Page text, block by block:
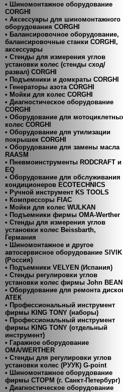
• Шиномонтажное оборудование
CORGHI
• Аксессуары для шиномонтажного
оборудования CORGHI
• Балансировочное оборудование,
балансировочные станки CORGHI,
аксессуары
• Стенды для измерения углов
установки колес (стенды сход/
развал) CORGHI
• Подъемники и домкраты CORGHI
• Генераторы азота CORGHI
• Мойки для колес CORGHI
• Диагностическое оборудование
CORGHI
• Оборудование для
колес CORGHI
• Оборудование для утилизации
покрышек CORGHI
• Оборудование для замены масла
RAASM
• Пневмоинструменты RODCRAFT и
EQ
• Оборудование для обслуживания
кондиционеров ECOTECHNICS
• Ручной инструмент KS TOOLS
• Компресcоры FIAC
• Мойки для колес WULKAN
• Подъемники фирмы OMA-Werther
• Стенды для измерения углов
установки колес Beissbarth,
Германия
• Шиномонтажное и другое
автосервисное оборудование SIVIK
(Россия)
• Подъемники VELYEN (Испания)
• Cтенды регулировки углов
установки колес фирмы John BEAN
• Оборудование для ремонта
АТЕК
• Профессиональный инструмент
фирмы KING TONY (наборы)
• Профессиональный инструмент
фирмы KING TONY (отдельный
инструмент)
• Гаражное оборудование
ОМА/WERTHER
• Стенды для регулировки углов
установки колес (РУУК) G-point
• Шиномонтажное оборудование
фирмы СТОРМ (г. Санкт-Петербург)
• Диагностическое оборудование